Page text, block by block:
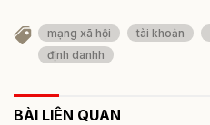
mạng xã hội tài khoản
định danhh
BÀI LIÊN QUAN